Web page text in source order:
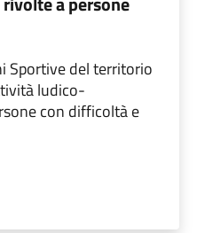
Sportive del territorio
ludico-
con difficoltà e